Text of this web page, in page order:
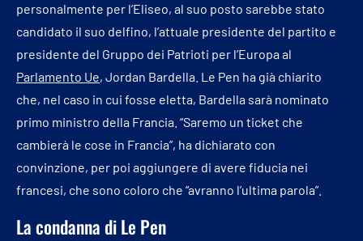
personalmente per l’Eliseo, al suo posto sarebbe stato
candidato il suo delfino, l’attuale presidente del partito e
presidente del Gruppo dei Patrioti per l’Europa al
Parlamento Ue, Jordan Bardella. Le Pen ha già chiarito
che, nel caso in cui fosse eletta, Bardella sarà nominato
primo ministro della Francia. “Saremo un ticket che
cambierà le cose in Francia”, ha dichiarato con
convinzione, per poi aggiungere di avere fiducia nei
francesi, che sono coloro che “avranno l’ultima parola”.
La condanna di Le Pen